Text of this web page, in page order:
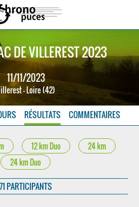
DE VILLEREST 2023
11/11/2023
- Loire (42)
RÉSULTATS COMMENTAIRES
12 km Duo
24 km
24 km Duo
71 PARTICIPANTS